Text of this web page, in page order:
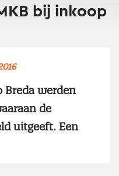
bij inkoop
Breda werden
de
uitgeeft. Een